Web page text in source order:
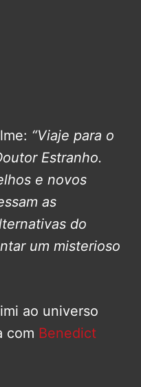
“Viaje para o
Estranho.
e novos
as
do
um misterioso
ao universo
com Benedict